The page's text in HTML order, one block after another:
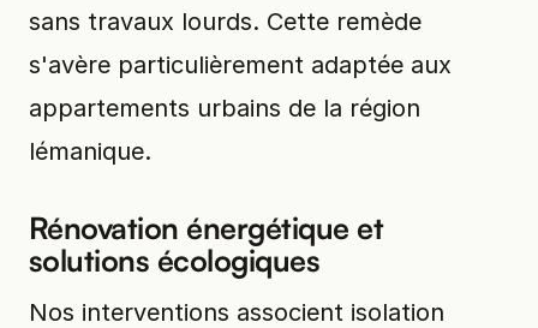
sans travaux lourds. Cette remède
s'avère particulièrement adaptée aux
appartements urbains de la région
lémanique.
Rénovation énergétique et
solutions écologiques
Nos interventions associent isolation